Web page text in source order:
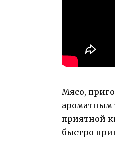
Мясо,
ароматным
приятной
быстро